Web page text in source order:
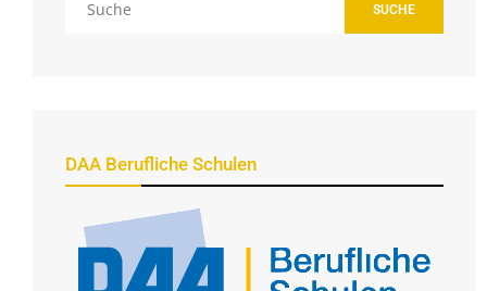
SUCHE
DAA Berufliche Schulen